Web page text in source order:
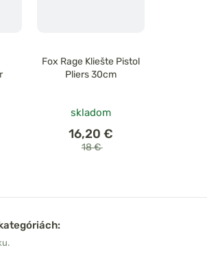
Fox Rage Kliešte Pistol
Pliers 30cm
skladom
16,20 €
18 €